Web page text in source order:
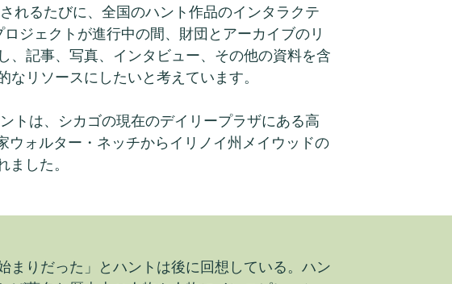
れるたびに、全国のハント作品のインタラクテ
ジェクトが進行中の間、財団とアーカイブのリ
、記事、写真、インタビュー、その他の資料を含
リソースにしたいと考えています。
トは、シカゴの現在のデイリープラザにある高
ォルター・ネッチからイリノイ州メイウッドの
した。
まりだった」とハントは後に回想している。ハン